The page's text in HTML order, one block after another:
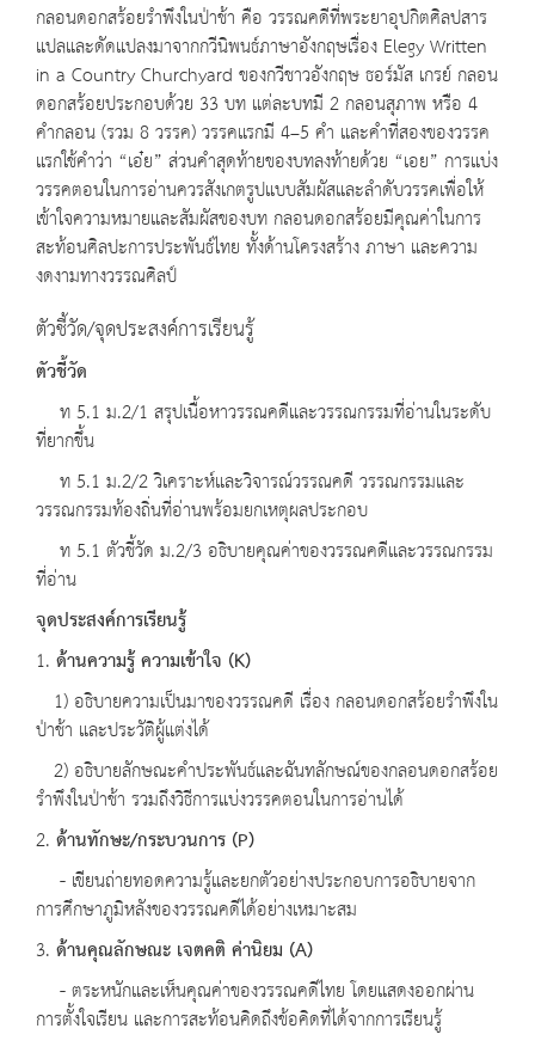
กลอนดอกสร้อยรำพึงในป่าช้า คือ วรรณคดีที่พระยาอุปกิตศิลปสาร
แปลและดัดแปลงมาจากกวีนิพนธ์ภาษาอังกฤษเรื่อง Elegy Written
in a Country Churchyard ของกวีชาวอังกฤษ ธอร์มัส เกรย์ กลอน
ดอกสร้อยประกอบด้วย 33 บท แต่ละบทมี 2 กลอนสุภาพ หรือ 4
คำกลอน (รวม 8 วรรค) วรรคแรกมี 4–5 คำ และคำที่สองของวรรค
แรกใช้คำว่า “เอ๋ย” ส่วนคำสุดท้ายของบทลงท้ายด้วย “เอย” การแบ่ง
วรรคตอนในการอ่านควรสังเกตรูปแบบสัมผัสและลำดับวรรคเพื่อให้
เข้าใจความหมายและสัมผัสของบท กลอนดอกสร้อยมีคุณค่าในการ
สะท้อนศิลปะการประพันธ์ไทย ทั้งด้านโครงสร้าง ภาษา และความ
งดงามทางวรรณศิลป์
ตัวชี้วัด/จุดประสงค์การเรียนรู้
ตัวชี้วัด
ท 5.1 ม.2/1 สรุปเนื้อหาวรรณคดีและวรรณกรรมที่อ่านในระดับ
ที่ยากขึ้น
ท 5.1 ม.2/2 วิเคราะห์และวิจารณ์วรรณคดี วรรณกรรมและ
วรรณกรรมท้องถิ่นที่อ่านพร้อมยกเหตุผลประกอบ
ท 5.1 ตัวชี้วัด ม.2/3 อธิบายคุณค่าของวรรณคดีและวรรณกรรม
ที่อ่าน
จุดประสงค์การเรียนรู้
1. ด้านความรู้ ความเข้าใจ (K)
1) อธิบายความเป็นมาของวรรณคดี เรื่อง กลอนดอกสร้อยรำพึงใน
ป่าช้า และประวัติผู้แต่งได้
2) อธิบายลักษณะคำประพันธ์และฉันทลักษณ์ของกลอนดอกสร้อย
รำพึงในป่าช้า รวมถึงวิธีการแบ่งวรรคตอนในการอ่านได้
2. ด้านทักษะ/กระบวนการ (P)
- เขียนถ่ายทอดความรู้และยกตัวอย่างประกอบการอธิบายจาก
การศึกษาภูมิหลังของวรรณคดีได้อย่างเหมาะสม
3. ด้านคุณลักษณะ เจตคติ ค่านิยม (A)
-ตระหนักและเห็นคุณค่าของวรรณคดีไทย โดยแสดงออกผ่าน
การตั้งใจเรียน และการสะท้อนคิดถึงข้อคิดที่ได้จากการเรียนรู้